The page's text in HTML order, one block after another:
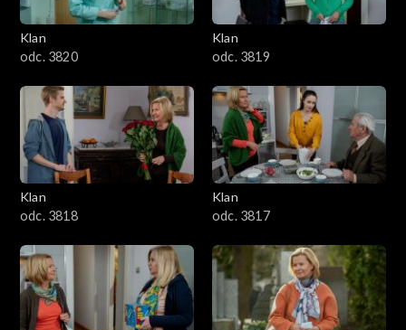
Klan
odc. 3820
Klan
odc. 3819
Klan
odc. 3818
Klan
odc. 3817